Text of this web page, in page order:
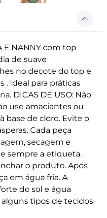
E NANNY com top
de suave
no decote do top e
. Ideal para práticas
DICAS DE USO: Não
use amaciantes ou
base de cloro. Evite o
Cada peça
secagem e
sempre a etiqueta.
o produto. Após
em água fria. A
do sol e água
tipos de tecidos